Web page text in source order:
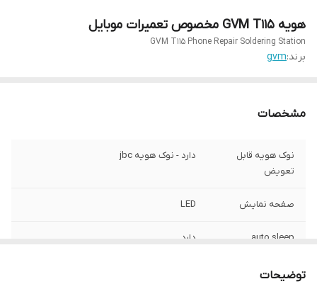
هویه GVM T115 مخصوص تعمیرات موبایل
GVM T115 Phone Repair Soldering Station
برند:gvm
مشخصات
نوک هویه قابل
تعویض
دارد - نوک هویه jbc
صفحه نمایش LED
auto sleep دارد
روش گرمایش
توضیحات